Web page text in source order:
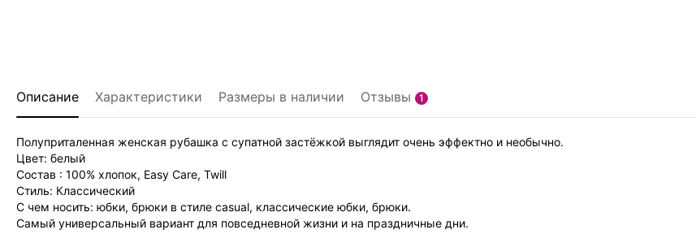
Описание Характеристики Размеры в наличии Отзывы 1
Полуприталенная женская рубашка с супатной застёжкой выглядит очень эффектно и необычно.
Цвет: белый
Состав : 100% хлопок, Easy Care, Twill
Стиль: Классический
C чем носить: юбки, брюки в стиле casual, классические юбки, брюки.
Самый универсальный вариант для повседневной жизни и на праздничные дни.